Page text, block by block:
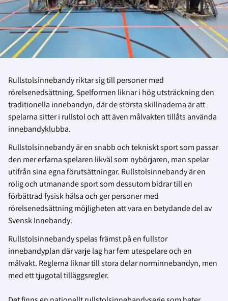
Rullstolsinnebandy riktar sig till personer med
rörelsenedsättning. Spelformen liknar i hög utsträckning den
traditionella innebandyn, där de största skillnaderna är att
spelarna sitter i rullstol och att även målvakten tillåts använda
innebandyklubba.
Rullstolsinnebandy är en snabb och tekniskt sport som passar
den mer erfarna spelaren likväl som nybörjaren, man spelar
utifrån sina egna förutsättningar. Rullstolsinnebandy är en
rolig och utmanande sport som dessutom bidrar till en
förbättrad fysisk hälsa och ger personer med
rörelsenedsättning möjligheten att vara en betydande del av
Svensk Innebandy.
Rullstolsinnebandy spelas främst på en fullstor
innebandyplan där varje lag har fem utespelare ochen
målvakt. Reglerna liknar till stora delar norminnebandyn, men
med ett tjugotal tilläggsregler.